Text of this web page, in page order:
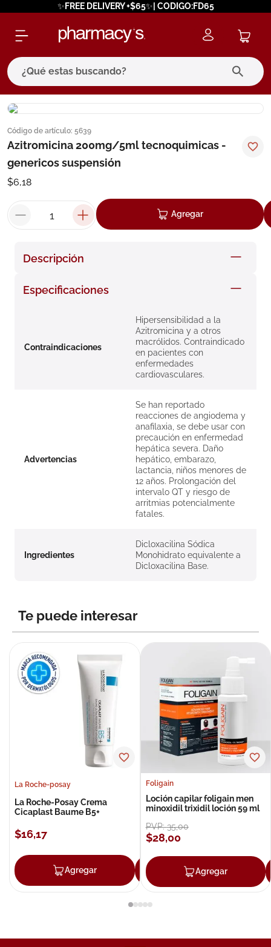
✨FREE DELIVERY +$65✨| CODIGO:FD65
¿Qué estas buscando?
Código de artículo: 5639
Azitromicina 200mg/5ml tecnoquimicas -
genericos suspensión
$6,18
Agregar
Descripción
Especificaciones
Contraindicaciones
Hipersensibilidad a la
Azitromicina y a otros
macrólidos. Contraindicado
en pacientes con
enfermedades
cardiovasculares.
Advertencias
Se han reportado
reacciones de angiodema y
anafilaxia, se debe usar con
precaución en enfermedad
hepática severa. Daño
hepático, embarazo,
lactancia, niños menores de
12 años. Prolongación del
intervalo QT y riesgo de
arritmias potencialmente
fatales.
Ingredientes
Dicloxacilina Sódica
Monohidrato equivalente a
Dicloxacilina Base.
Te puede interesar
La Roche-posay
La Roche-Posay Crema
Cicaplast Baume B5+
$16,17
Agregar Agregar
Foligain
Loción capilar foligain men
minoxidil trixidil loción 59 ml
PVP:35,00
$28,00
Agregar
términos más buscados
1. eucerin
3
cerave
7. isdin
roche posay